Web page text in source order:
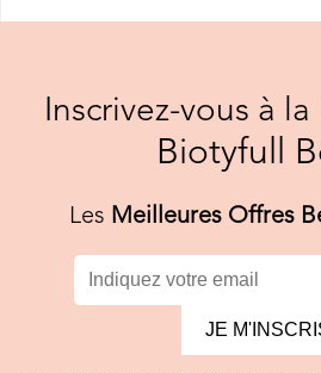
Inscrivez-vous à la
Biotyfull
Les Meilleures Offres
JE